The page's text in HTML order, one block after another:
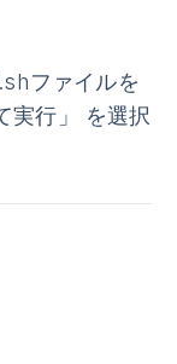
ファイルを
実行」
を選択